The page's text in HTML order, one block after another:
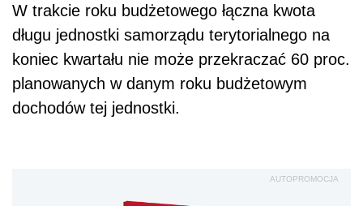
W trakcie roku budżetowego łączna kwota
długu jednostki samorządu terytorialnego na
koniec kwartału nie może przekraczać 60 proc.
planowanych w danym roku budżetowym
dochodów tej jednostki.
AUTOPROMOCJA